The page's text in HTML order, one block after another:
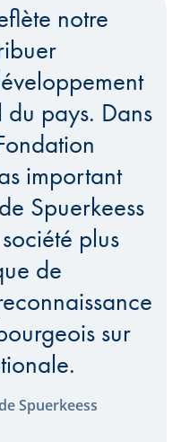
notre
pays. Dans
important
Spuerkeess
plus
de
sur
Spuerkeess